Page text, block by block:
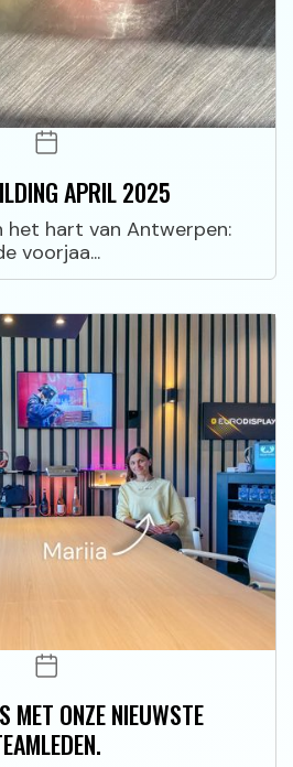
APRIL 2025
het hart van Antwerpen:
voorjaa...
MET ONZE NIEUWSTE